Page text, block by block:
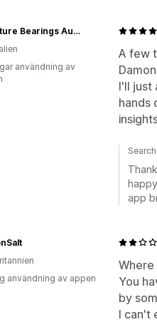
A few
I'll just
hands
Miniature Bearings Australia - MBA Minibearings
användning av
app
You
by
I can't
användning av appen